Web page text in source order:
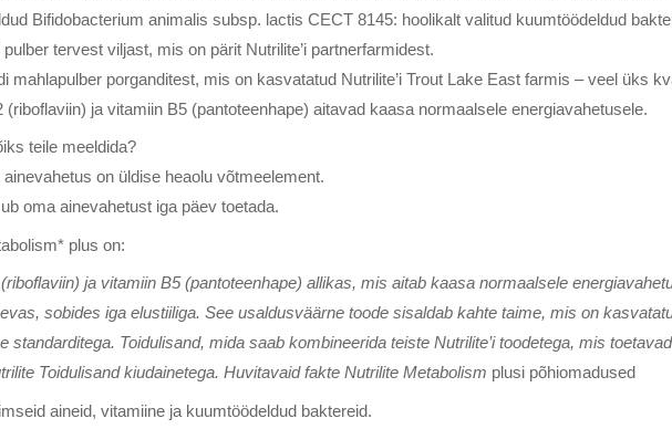
Bifidobacterium animalis subsp. lactis CECT 8145: hoolikalt valitud kuumtöödeldud
tervest viljast, mis on pärit Nutrilite’i partnerfarmidest.
mahlapulber porganditest, mis on kasvatatud Nutrilite’i Trout Lake East farmis – veel üks
(riboflaviin) ja vitamiin B5 (pantoteenhape) aitavad kaasa normaalsele energiavahetusele.
teile meeldida?
on üldise heaolu võtmeelement.
oma ainevahetust iga päev toetada.
plus on:
ja vitamiin B5 (pantoteenhape) allikas, mis aitab kaasa normaalsele
sobides iga elustiiliga. See usaldusväärne toode sisaldab kahte taime, mis on
standarditega. Toidulisand, mida saab kombineerida teiste Nutrilite’i toodetega, mis
Toidulisand kiudainetega. Huvitavaid fakte Nutrilite Metabolism plusi põhiomadused
aineid, vitamiine ja kuumtöödeldud baktereid.